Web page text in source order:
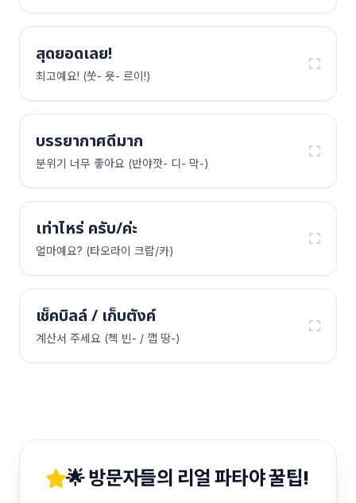
สุดยอดเลย!
최고예요! (쑷- 욧- 르이!)
บรรยากาศดีมาก
분위기 너무 좋아요 (반야깟- 디- 막-)
เท่าไหร่ ครับ/ค่ะ
얼마예요? (타오라이 크랍/카)
เช็คบิลล์ / เก็บตังค์
계산서 주세요 (첵 빈- / 깹 땅-)
🌟 방문자들의 리얼 파타야 꿀팁!